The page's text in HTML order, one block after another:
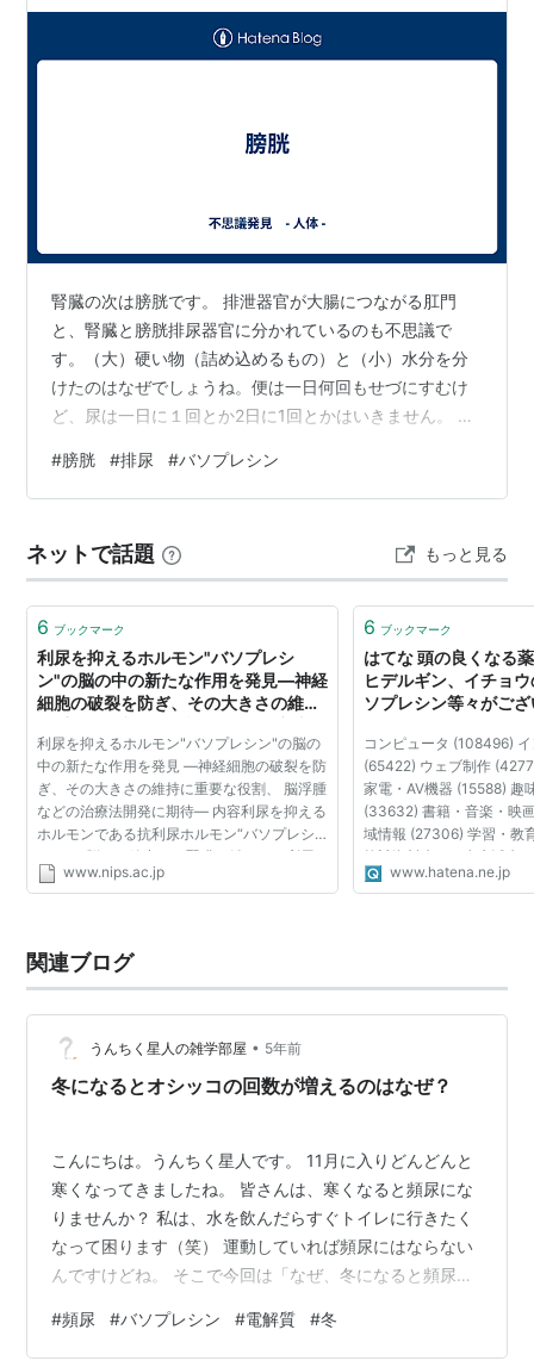
腎臓の次は膀胱です。 排泄器官が大腸につながる肛門
と、腎臓と膀胱排尿器官に分かれているのも不思議で
す。（大）硬い物（詰め込めるもの）と（小）水分を分
けたのはなぜでしょうね。便は一日何回もせづにすむけ
ど、尿は一日に１回とか2日に1回とかはいきません。 話
ます。役割は2つ。蓄尿と排尿。尿を貯めておくところが
ないと、腎臓でつくられた尿は排尿器官から毎時流れ出
って違いますが、成人では500ml位貯められるとのこ
と。毎時60ml位腎臓から尿が送られてきます。4/5位た
まると排尿を催すらしいのです。6時間に…
#膀胱 #排尿 #バソプレシン
ネットで話題 もっと見る
6 ブックマーク
利尿を抑えるホルモン"バソプレシ
ン"の脳の中の新たな作用を発見―神経
細胞の破裂を防ぎ、その大きさの維持
発に期待―
利尿を抑えるホルモン"バソプレシン"の脳の
中の新たな作用を発見 ―神経細胞の破裂を防
ぎ、その大きさの維持に重要な役割、 脳浮腫
などの治療法開発に期待― 内容利尿を抑える
ホルモンである抗利尿ホルモン“バソプレシ
ン”は、脳から放出され腎臓に働いて、利尿
を抑えることが知られています。今回、自然
www.nips.ac.jp
6 ブックマーク
はてな 頭の良くなる
ヒデルギン、イチョ
ソプレシン等々がご
ビタミンE・・
コンピュータ (108496)
(65422) ウェブ制作
家電・AV機器 (15588) 趣
(33632) 書籍・音楽・映
域情報 (27306) 学習・教
統計資料 (19215) 生活
(19770) 美容・ファッシ
www.hatena.ne.jp
関連ブログ
うんちく星人の雑学部屋 • 5年前
冬になるとオシッコの回数が増えるのはなぜ？
こんにちは。うんちく星人です。 11月に入りどんどんと
寒くなってきましたね。 皆さんは、寒くなると頻尿にな
りませんか？ 私は、水を飲んだらすぐトイレに行きたく
なって困ります（笑） 運動していれば頻尿にはならない
んですけどね。 そこで今回は「なぜ、冬になると頻尿に
#頻尿 #バソプレシン #電解質 #冬